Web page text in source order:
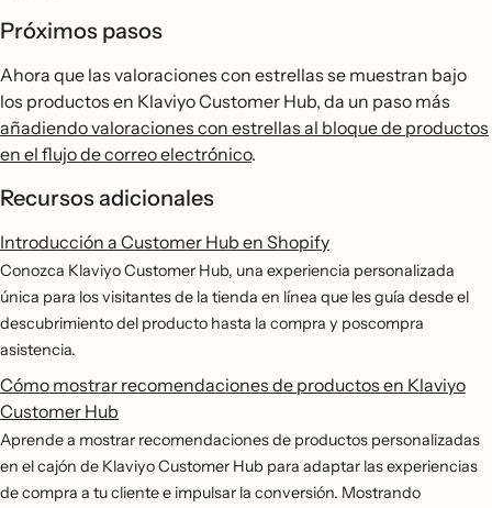
Próximos pasos
Ahora que las valoraciones con estrellas se muestran bajo
los productos en Klaviyo Customer Hub, da un paso más
añadiendo valoraciones con estrellas al bloque de productos
en el flujo de correo electrónico.
Recursos adicionales
Introducción a Customer Hub en Shopify
Conozca Klaviyo Customer Hub, una experiencia personalizada
única para los visitantes de la tienda en línea que les guía desde el
descubrimiento del producto hasta la compra y poscompra
asistencia.
Cómo mostrar recomendaciones de productos en Klaviyo
Customer Hub
Aprende a mostrar recomendaciones de productos personalizadas
en el cajón de Klaviyo Customer Hub para adaptar las experiencias
de compra a tu cliente e impulsar la conversión. Mostrando